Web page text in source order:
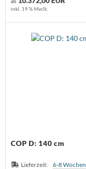
inkl. 19 % MwSt.
COP D: 140 cm
Lieferzeit: 6-8 Wochen